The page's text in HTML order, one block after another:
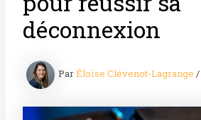
déconnexion
ParÉloïse Clévenot-Lagrange /